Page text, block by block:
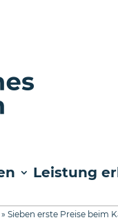
Leistung
Sieben erste Preise beim